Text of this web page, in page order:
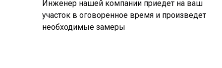
Инженер нашей компании приедет на ваш
участок в оговоренное время и произведет
необходимые замеры